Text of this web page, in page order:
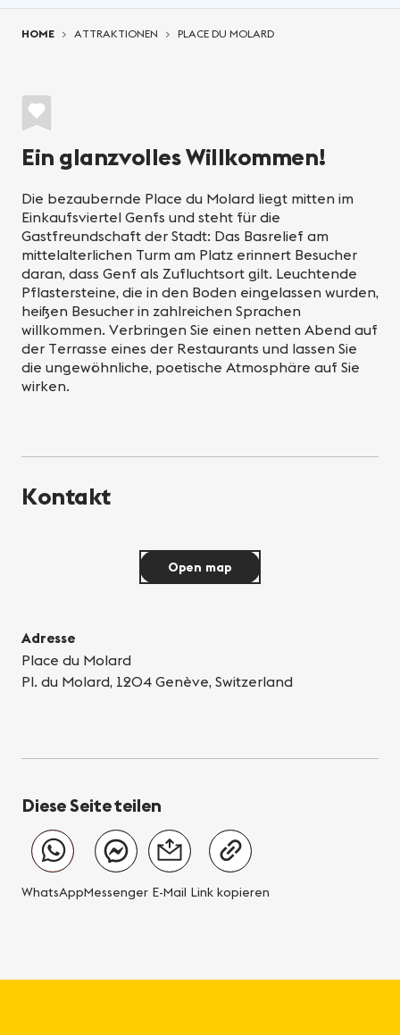
HOME ATTRAKTIONEN PLACE DU MOLARD
Ein glanzvolles Willkommen!
Die bezaubernde Place du Molard liegt mitten im
Einkaufsviertel Genfs und steht für die
Gastfreundschaft der Stadt: Das Basrelief am
mittelalterlichen Turm am Platz erinnert Besucher
daran, dass Genf als Zufluchtsort gilt. Leuchtende
Pflastersteine, die in den Boden eingelassen wurden,
heißen Besucher in zahlreichen Sprachen
willkommen. Verbringen Sie einen netten Abend auf
der Terrasse eines der Restaurants und lassen Sie
die ungewöhnliche, poetische Atmosphäre auf Sie
wirken.
Kontakt
Adresse
Place du Molard
Pl. du Molard, 1204 Genève, Switzerland
Open map
Diese Seite teilen
WhatsAppMessenger E-Mail Link kopieren